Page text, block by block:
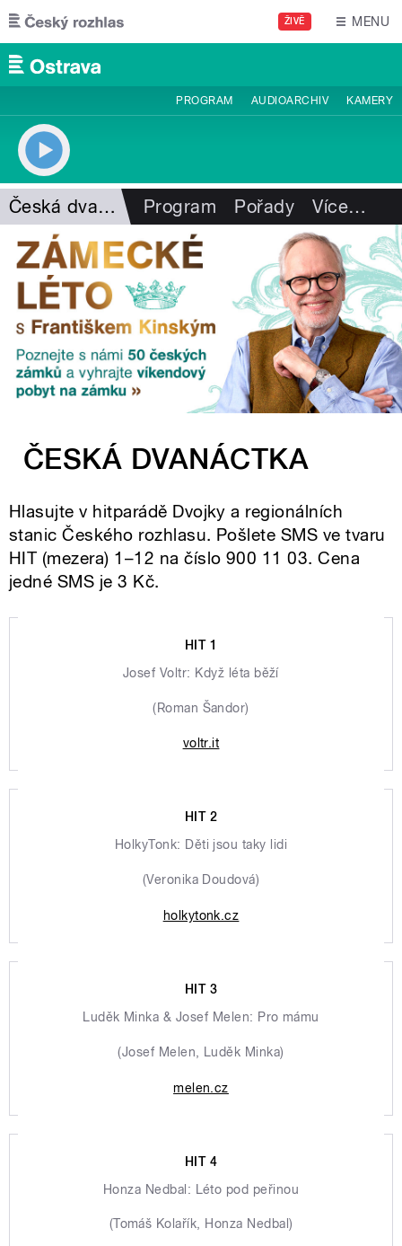
Přejít k hlavnímu obsahu
ŽIVĚ MENU
PROGRAM AUDIOARCHIV KAMERY
Česká dvanáctka Program Pořady Více…
ČESKÁ DVANÁCTKA
Hlasujte v hitparádě Dvojky a regionálních
stanic Českého rozhlasu. Pošlete SMS ve tvaru
HIT (mezera) 1–12 na číslo 900 11 03. Cena
jedné SMS je 3 Kč.
HIT 1
Josef Voltr: Když léta běží
(Roman Šandor)
voltr.it
HIT 2
HolkyTonk: Děti jsou taky lidi
(Veronika Doudová)
holkytonk.cz
HIT 3
Luděk Minka & Josef Melen: Pro mámu
(Josef Melen, Luděk Minka)
melen.cz
HIT 4
Honza Nedbal: Léto pod peřinou
(Tomáš Kolařík, Honza Nedbal)